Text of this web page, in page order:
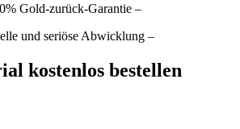
Gold-zurück-Garantie –
und seriöse Abwicklung –
kostenlos bestellen